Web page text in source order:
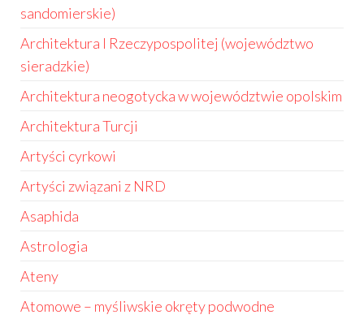
sandomierskie)
Architektura I Rzeczypospolitej (województwo
sieradzkie)
Architektura neogotycka w województwie opolskim
Architektura Turcji
Artyści cyrkowi
Artyści związani z NRD
Asaphida
Astrologia
Ateny
Atomowe – myśliwskie okręty podwodne